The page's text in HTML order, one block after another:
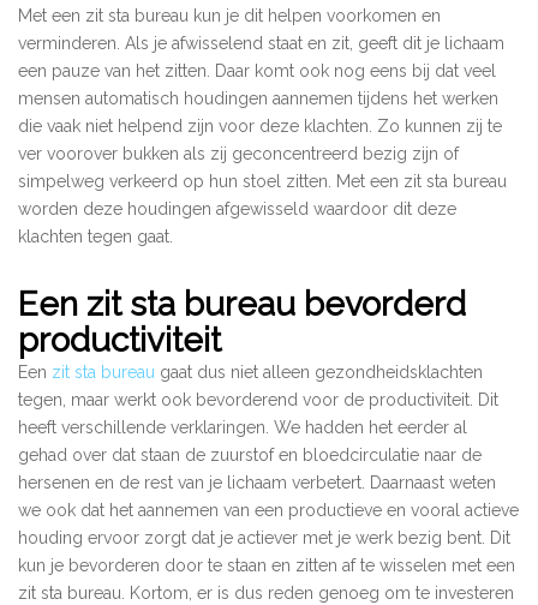
Met een zit sta bureau kun je dit helpen voorkomen en
verminderen. Als je afwisselend staat en zit, geeft dit je lichaam
een pauze van het zitten. Daar komt ook nog eens bij dat veel
mensen automatisch houdingen aannemen tijdens het werken
die vaak niet helpend zijn voor deze klachten. Zo kunnen zij te
ver voorover bukken als zij geconcentreerd bezig zijn of
simpelweg verkeerd op hun stoel zitten. Met een zit sta bureau
worden deze houdingen afgewisseld waardoor dit deze
klachten tegen gaat.
Een zit sta bureau bevorderd
productiviteit
Een zit sta bureau gaat dus niet alleen gezondheidsklachten
tegen, maar werkt ook bevorderend voor de productiviteit. Dit
heeft verschillende verklaringen. We hadden het eerder al
gehad over dat staan de zuurstof en bloedcirculatie naar de
hersenen en de rest van je lichaam verbetert. Daarnaast weten
we ook dat het aannemen van een productieve en vooral actieve
houding ervoor zorgt dat je actiever met je werk bezig bent. Dit
kun je bevorderen door te staan en zitten af te wisselen met een
zit sta bureau. Kortom, er is dus reden genoeg om te investeren